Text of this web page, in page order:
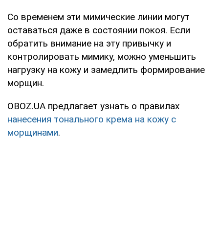
Со временем эти мимические линии могут
оставаться даже в состоянии покоя. Если
обратить внимание на эту привычку и
контролировать мимику, можно уменьшить
нагрузку на кожу и замедлить формирование
морщин.
OBOZ.UA предлагает узнать о правилах
нанесения тонального крема на кожу с
морщинами.